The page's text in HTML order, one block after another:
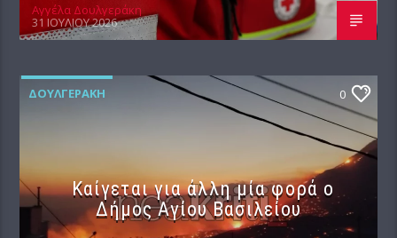
Αγγέλα Δουλγεράκη
31 ΙΟΥΛΊΟΥ 2026
ΔΟΥΛΓΕΡΆΚΗ 0
Καίγεται για άλλη μία φορά ο
Δήμος Αγίου Βασιλείου